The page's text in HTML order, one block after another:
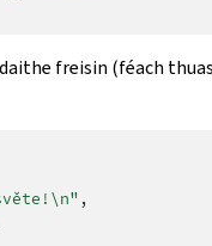
freisin (féach
,